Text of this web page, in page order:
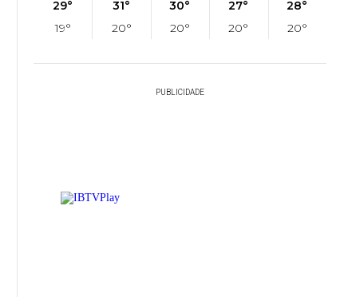
29°
19°
31°
20°
30°
20°
27°
20°
28°
20°
PUBLICIDADE